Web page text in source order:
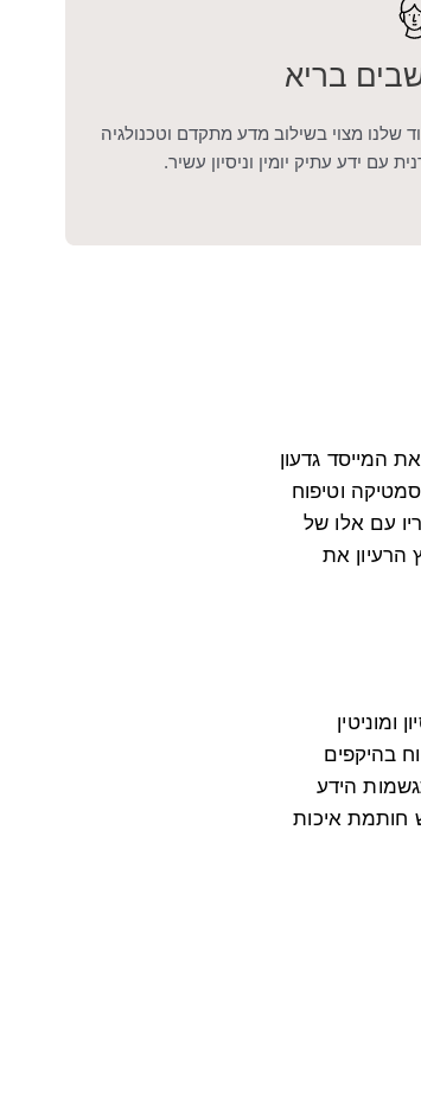
בריא
שלנו מצוי בשילוב מדע מתקדם וטכנולגיה
עם ידע עתיק יומין וניסיון עשיר.
המייסד גדעון
וטיפוח
עם אלו של
את
ומוניטין
וטיפוח בהיקפים
הידע
מחדש חותמת איכות